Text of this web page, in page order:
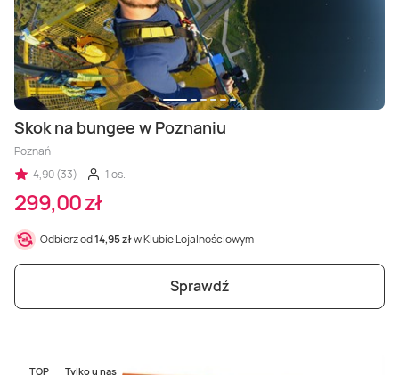
Skok na bungee w Poznaniu
Poznań
4,90 (33)
1 os.
299,00 zł
Odbierz od14,95 złw Klubie Lojalnościowym
Sprawdź
TOP Tylko u nas